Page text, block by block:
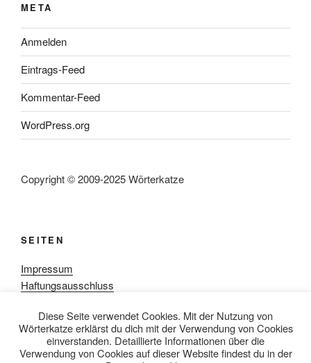
META
Anmelden
Eintrags-Feed
Kommentar-Feed
WordPress.org
Copyright © 2009-2025 Wörterkatze
SEITEN
Impressum
Haftungsausschluss
Rezensionpolitik
Bewertungsschema
Media-Kit
Diese Seite verwendet Cookies. Mit der Nutzung von
Wörterkatze erklärst du dich mit der Verwendung von Cookies
einverstanden. Detaillierte Informationen über die
Verwendung von Cookies auf dieser Website findest du in der